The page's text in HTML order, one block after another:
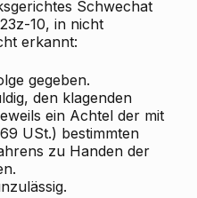
Schwechat
10, in nicht
erkannt:
gegeben.
den klagenden
ein Achtel der mit
USt.) bestimmten
zu Handen der